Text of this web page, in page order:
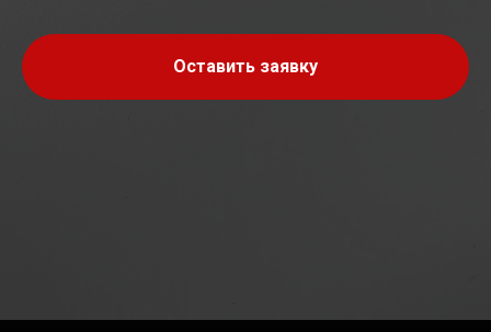
Оставить заявку